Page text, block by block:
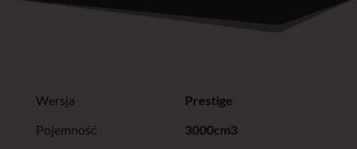
Wersja
Prestige
Pojemność
3000cm3